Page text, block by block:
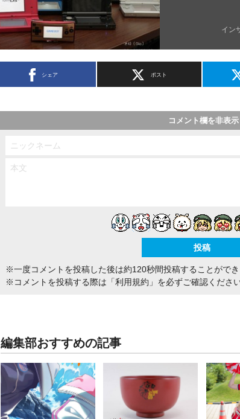
イン
シェア ポスト
コメント欄を非表示
※一度コメントを投稿した後は約120秒間投稿することがで
※コメントを投稿する際は 「利用規約」 を必ずご確認くださ
編集部おすすめの記事